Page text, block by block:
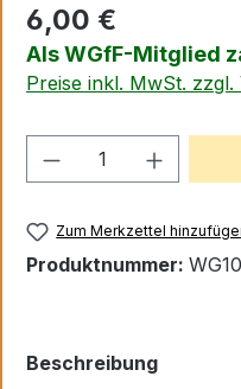
6,00 €
Als WGfF-Mitglied
Preise inkl. MwSt.
Produkt
Zum Merkzettel
Produktnummer:
Beschreibung